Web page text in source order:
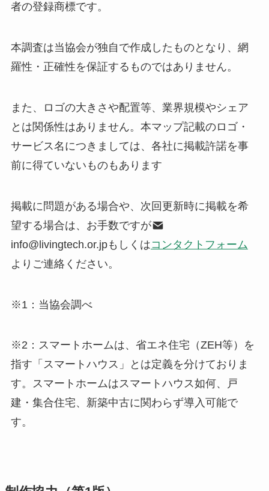
者の登録商標です。
本調査は当協会が独自で作成したものとなり、網
羅性・正確性を保証するものではありません。
また、ロゴの大きさや配置等、業界規模やシェア
とは関係性はありません。本マップ記載のロゴ・
サービス名につきましては、各社に掲載許諾を事
前に得ていないものもあります
掲載に問題がある場合や、次回更新時に掲載を希
望する場合は、お手数ですが
info@livingtech.or.jpもしくはコンタクトフォーム
よりご連絡ください。
※1：当協会調べ
※2：スマートホームは、省エネ住宅（ZEH等）を
指す「スマートハウス」とは定義を分けておりま
す。スマートホームはスマートハウス如何、戸
建・集合住宅、新築中古に関わらず導入可能で
す。